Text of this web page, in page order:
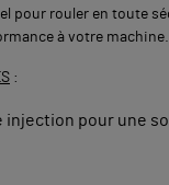
pour rouler en toute
à votre machine.
:
injection pour une